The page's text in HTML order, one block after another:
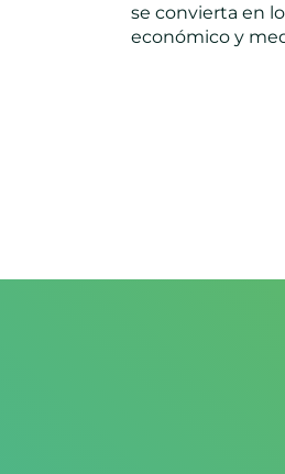
se convierta en
económico y